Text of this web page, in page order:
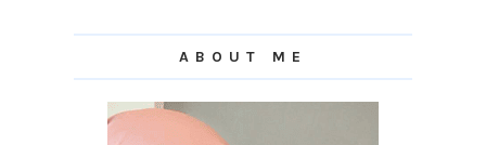
ABOUT ME